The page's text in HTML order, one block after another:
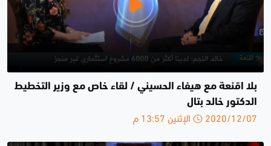
بلا اقنعة مع هيفاء الحسيني / لقاء خاص مع وزير التخطيط
الدكتور خالد بتال
2020/12/07 الإثنين 13:57 م